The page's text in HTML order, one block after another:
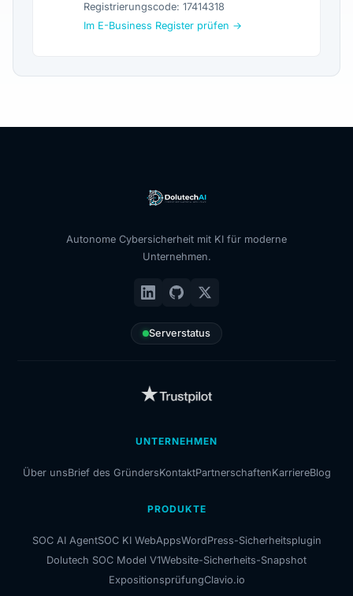
Registrierungscode: 17414318
Im E-Business Register prüfen →
Autonome Cybersicherheit mit KI für moderne
Unternehmen.
Serverstatus
UNTERNEHMEN
Über unsBrief des GründersKontaktPartnerschaftenKarriereBlog
PRODUKTE
SOC AI AgentSOC KI WebAppsWordPress-Sicherheitsplugin
Dolutech SOC Model V1Website-Sicherheits-Snapshot
ExpositionsprüfungClavio.io